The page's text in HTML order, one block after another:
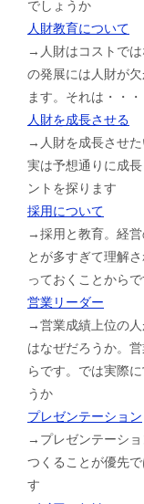
でしょうか
人財教育について
→人財はコストで
の発展には人財が
ます。それは・・・
人財を成長させる
→人財を成長させた
実は予想通りに成
ントを探ります
採用について
→採用と教育。経営
とが多すぎて理解
っておくことからで
営業リーダー
→営業成績上位の
はなぜだろうか。
らです。では実際
うか
プレゼンテーション
→プレゼンテーショ
つくることが優先
す